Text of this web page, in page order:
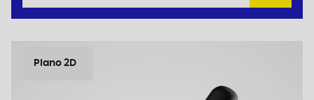
Plano 2D